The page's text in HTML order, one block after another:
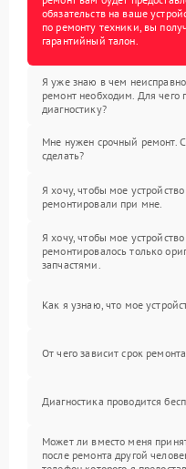
обязательств на ваше
по ремонту техники, вы
гарантийный талон.
Я уже знаю в чем
ремонт необходим. Для чего
диагностику?
Мне нужен срочный ремонт.
сделать?
Я хочу, чтобы мое устройство
ремонтировали при мне.
Я хочу, чтобы мое устройство
ремонтировалось только
запчастями.
Как я узнаю, что мое
От чего зависит срок
Диагностика проводится
Может ли вместо меня
после ремонта другой